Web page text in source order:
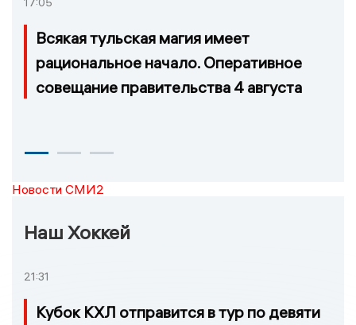
Всякая тульская магия имеет
рациональное начало. Оперативное
совещание правительства 4 августа
Новости СМИ2
Наш Хоккей
21:31
Кубок КХЛ отправится в тур по девяти